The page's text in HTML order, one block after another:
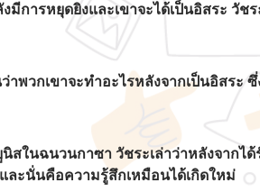
การหยุดยิงและเขาจะได้เป็นอิสระ วัช
พวกเขาจะทำอะไรหลังจากเป็นอิสระ
ในฉนวนกาซา วัชระเล่าว่าหลังจากไ
ละนั่นคือความรู้สึกเหมือนได้เกิดใหม่